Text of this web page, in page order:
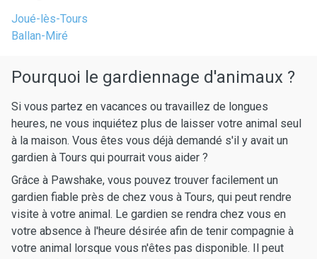
Joué-lès-Tours
Ballan-Miré
Pourquoi le gardiennage d'animaux ?
Si vous partez en vacances ou travaillez de longues
heures, ne vous inquiétez plus de laisser votre animal seul
à la maison. Vous êtes vous déjà demandé s'il y avait un
gardien à Tours qui pourrait vous aider ?
Grâce à Pawshake, vous pouvez trouver facilement un
gardien fiable près de chez vous à Tours, qui peut rendre
visite à votre animal. Le gardien se rendra chez vous en
votre absence à l'heure désirée afin de tenir compagnie à
votre animal lorsque vous n'êtes pas disponible. Il peut